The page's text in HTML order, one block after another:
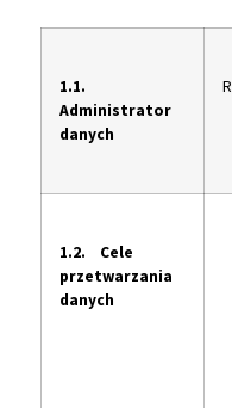
1.1.
Administrator
danych
1.2. Cele
przetwarzania
danych